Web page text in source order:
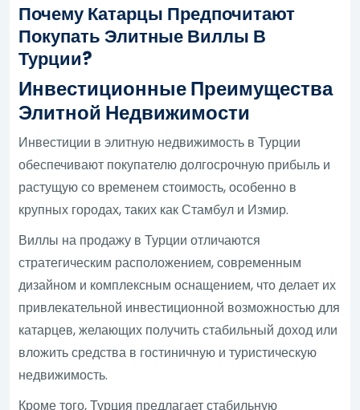
Почему Катарцы Предпочитают
Покупать Элитные Виллы В
Турции?
Инвестиционные Преимущества
Элитной Недвижимости
Инвестиции в элитную недвижимость в Турции
обеспечивают покупателю долгосрочную прибыль и
растущую со временем стоимость, особенно в
крупных городах, таких как Стамбул и Измир.
Виллы на продажу в Турции отличаются
стратегическим расположением, современным
дизайном и комплексным оснащением, что делает их
привлекательной инвестиционной возможностью для
катарцев, желающих получить стабильный доход или
вложить средства в гостиничную и туристическую
недвижимость.
Кроме того, Турция предлагает стабильную